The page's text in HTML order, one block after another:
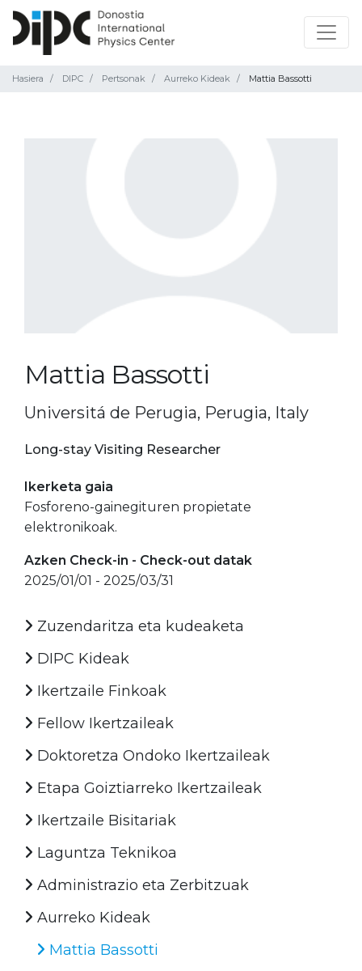
Hasiera DIPC Pertsonak Aurreko Kideak Mattia Bassotti
Mattia Bassotti
Universitá de Perugia, Perugia, Italy
Long-stay Visiting Researcher
Ikerketa gaia
Fosforeno-gainegituren propietate
elektronikoak.
Azken Check-in - Check-out datak
2025/01/01 - 2025/03/31
Zuzendaritza eta kudeaketa
DIPC Kideak
Ikertzaile Finkoak
Fellow Ikertzaileak
Doktoretza Ondoko Ikertzaileak
Etapa Goiztiarreko Ikertzaileak
Ikertzaile Bisitariak
Laguntza Teknikoa
Administrazio eta Zerbitzuak
Aurreko Kideak
Mattia Bassotti